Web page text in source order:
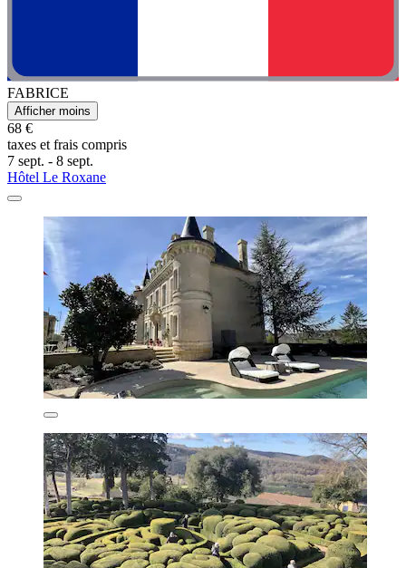
FABRICE
Afficher moins
68 €
taxes et frais compris
7 sept. - 8 sept.
Hôtel Le Roxane